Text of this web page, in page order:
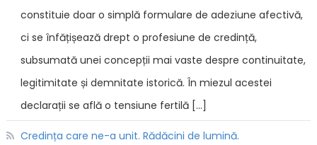
constituie doar o simplă formulare de adeziune afectivă,
ci se înfățișează drept o profesiune de credință,
subsumată unei concepții mai vaste despre continuitate,
legitimitate și demnitate istorică. În miezul acestei
declarații se află o tensiune fertilă […]
Credința care ne-a unit. Rădăcini de lumină.